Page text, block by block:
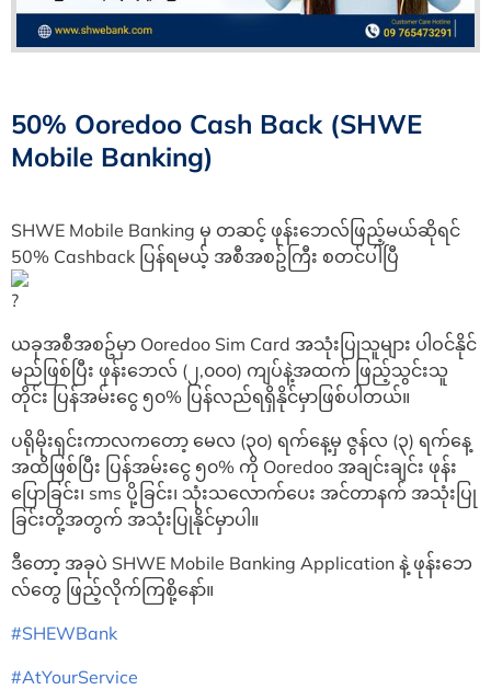
50% Ooredoo Cash Back (SHWE
Mobile Banking)
SHWE Mobile Banking မှ တဆင့် ဖုန်းဘေလ်ဖြည့်မယ်ဆိုရင်
50% Cashback ပြန်ရမယ့် အစီအစဥ်ကြီး စတင်ပါပြီ
ယခုအစီအစဥ်မှာ Ooredoo Sim Card အသုံးပြုသူများ ပါဝင်နိုင်
မည်ဖြစ်ပြီး ဖုန်းဘေလ် (၂,၀၀၀) ကျပ်နဲ့အထက် ဖြည့်သွင်းသူ
တိုင်း ပြန်အမ်းငွေ ၅၀% ပြန်လည်ရရှိနိုင်မှာဖြစ်ပါတယ်။
ပရိုမိုးရှင်းကာလကတော့ မေလ (၃၀) ရက်နေ့မှ ဇွန်လ (၃) ရက်နေ့
အထိဖြစ်ပြီး ပြန်အမ်းငွေ ၅၀% ကို Ooredoo အချင်းချင်း ဖုန်း
ပြောခြင်း၊ sms ပို့ခြင်း၊ သုံးသလောက်ပေး အင်တာနက် အသုံးပြု
ခြင်းတို့အတွက် အသုံးပြုနိုင်မှာပါ။
ဒီတော့ အခုပဲ SHWE Mobile Banking Application နဲ့ ဖုန်းဘေ
လ်တွေ ဖြည့်လိုက်ကြစို့နော်။
#SHEWBank
#AtYourService